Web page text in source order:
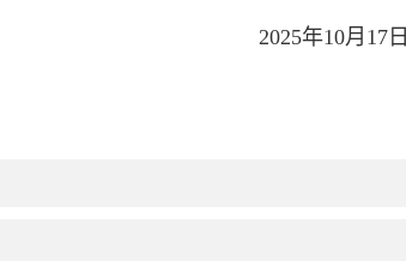
2025年10月17日